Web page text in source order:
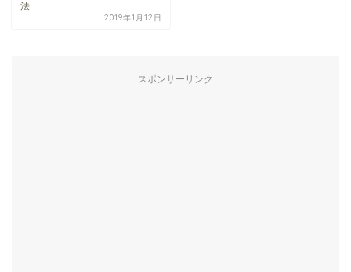
法
2019年1月12日
スポンサーリンク